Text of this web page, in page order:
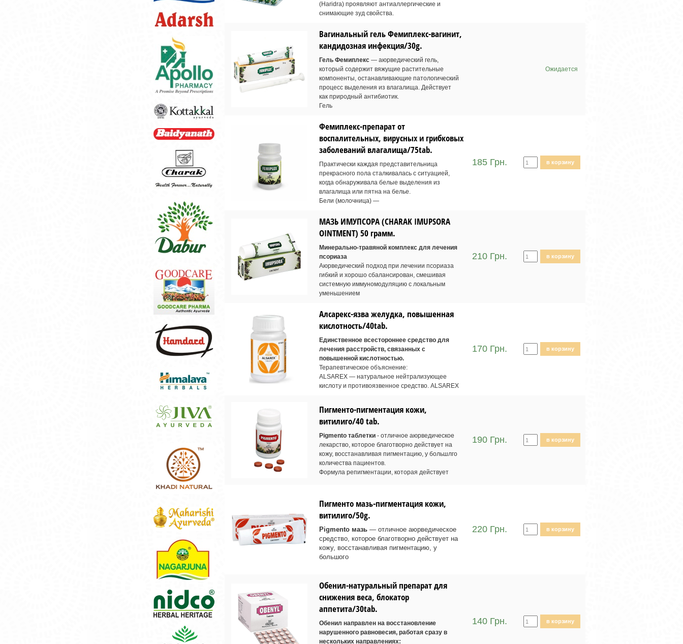
(Haridra) проявляют антиаллергические и
снимающие зуд свойства.
Вагинальный гель Фемиплекс-вагинит,
кандидозная инфекция/30g.
Гель Фемиплекс — аюрведический гель,
который содержит вяжущие растительные
компоненты, останавливающие патологический
процесс выделения из влагалища. Действует
как природный антибиотик.
Гель
Ожидается
Фемиплекс-препарат от
воспалительных, вирусных и грибковых
заболеваний влагалища/75tab.
Практически каждая представительница
прекрасного пола сталкивалась с ситуацией,
когда обнаруживала белые выделения из
влагалища или пятна на белье.
Бели (молочница) —
185 Грн. в корзину
МАЗЬ ИМУПСОРА (CHARAK IMUPSORA
OINTMENT) 50 грамм.
Минерально-травяной комплекс для лечения
псориаза
Аюрведический подход при лечении псориаза
гибкий и хорошо сбалансирован, смешивая
системную иммуномодуляцию с локальным
уменьшением
210 Грн. в корзину
Алсарекс-язва желудка, повышенная
кислотность/40tab.
Единственное всестороннее средство для
лечения расстройств, связанных с
повышенной кислотностью.
Терапевтическое объяснение:
ALSAREX — натуральное нейтрализующее
кислоту и противоязвенное средство. ALSAREX
170 Грн. в корзину
Пигменто-пигментация кожи,
витилиго/40 tab.
Pigmento таблетки - отличное аюрведическое
лекарство, которое благотворно действует на
кожу, восстанавливая пигментацию, у большлго
количества пациентов.
Формула репигментации, которая действует
190 Грн. в корзину
Пигменто мазь-пигментация кожи,
витилиго/50g.
Pigmento мазь — отличное аюрведическое
средство, которое благотворно действует на
кожу, восстанавливая пигментацию, у
большого
220 Грн. в корзину
Обенил-натуральный препарат для
снижения веса, блокатор
аппетита/30tab.
Обенил направлен на восстановление
нарушенного равновесия, работая сразу в
нескольких направлениях:
140 Грн. в корзину